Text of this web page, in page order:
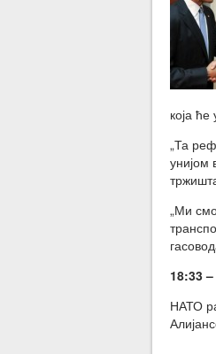
која
„Та
унијом
„Ми
18:33
НАТО